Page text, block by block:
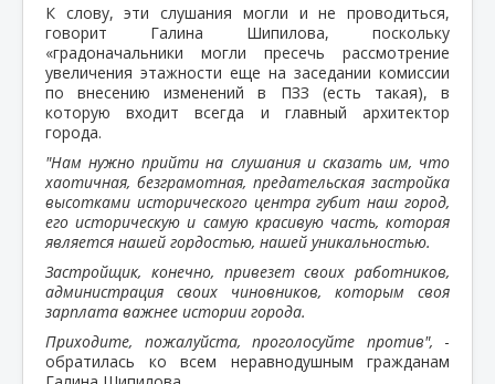
К слову, эти слушания могли и не проводиться,
говорит Галина Шипилова, поскольку
«градоначальники могли пресечь рассмотрение
увеличения этажности еще на заседании комиссии
по внесению изменений в ПЗЗ (есть такая), в
которую входит всегда и главный архитектор
города.
"Нам нужно прийти на слушания и сказать им, что
хаотичная, безграмотная, предательская застройка
высотками исторического центра губит наш город,
его историческую и самую красивую часть, которая
является нашей гордостью, нашей уникальностью.
Застройщик, конечно, привезет своих работников,
администрация своих чиновников, которым своя
зарплата важнее истории города.
Приходите, пожалуйста, проголосуйте против", -
обратилась ко всем неравнодушным гражданам